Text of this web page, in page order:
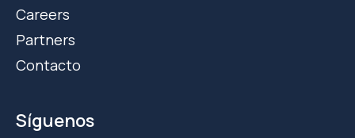
Careers
Partners
Contacto
Síguenos